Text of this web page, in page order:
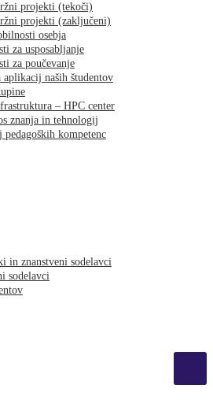
projekti (tekoči)
projekti (zaključeni)
osebja
za usposabljanje
za poučevanje
naših študentov
– HPC center
znanja in tehnologij
pedagoških kompetenc
in znanstveni sodelavci
sodelavci